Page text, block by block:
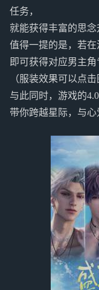
任务，
就能获得丰富的思念
值得一提的是，若在
即可获得对应男主角
（服装效果可以点
与此同时，游戏的
带你跨越星际，与心